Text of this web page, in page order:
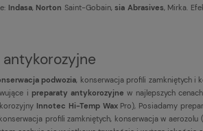
Indasa, Norton Saint-Gobain,sia Abrasives , Mirka.
podwozia , konserwacja profili zamkniętych i
i preparaty antykorozyjne w najlepszych
Innotec Hi-Temp WaxPro), Posiadamy
profili zamkniętych, konserwacja w